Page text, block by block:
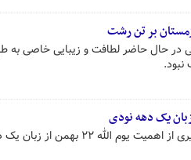
بر تن رشت
در حال حاضر لطافت و زیبایی خاصی به
از زبان یک دهه نودی رشتی را مشاهده می کنید.